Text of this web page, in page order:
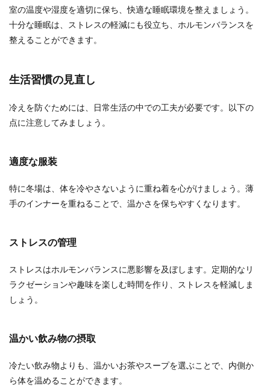
室の温度や湿度を適切に保ち、快適な睡眠環境を整えましょう。
十分な睡眠は、ストレスの軽減にも役立ち、ホルモンバランスを
整えることができます。
生活習慣の見直し
冷えを防ぐためには、日常生活の中での工夫が必要です。以下の
点に注意してみましょう。
適度な服装
特に冬場は、体を冷やさないように重ね着を心がけましょう。薄
手のインナーを重ねることで、温かさを保ちやすくなります。
ストレスの管理
ストレスはホルモンバランスに悪影響を及ぼします。定期的なリ
ラクゼーションや趣味を楽しむ時間を作り、ストレスを軽減しま
しょう。
温かい飲み物の摂取
冷たい飲み物よりも、温かいお茶やスープを選ぶことで、内側か
ら体を温めることができます。